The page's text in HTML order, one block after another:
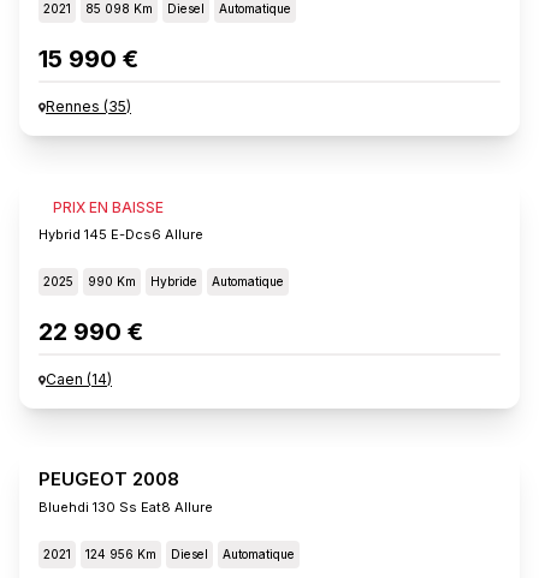
2021 85 098 Km Diesel Automatique
15 990 €
Rennes (35)
PRIX EN BAISSE
PEUGEOT 2008
Hybrid 145 E-Dcs6 Allure
2025 990 Km Hybride Automatique
22 990 €
Caen (14)
PEUGEOT 2008
Bluehdi 130 Ss Eat8 Allure
2021 124 956 Km Diesel Automatique